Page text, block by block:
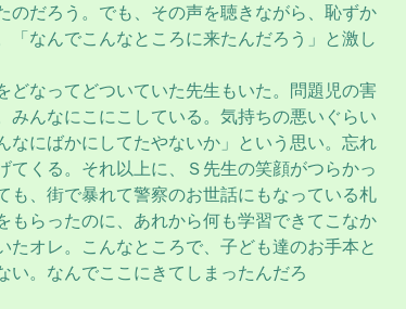
のだろう。でも、その声を聴きながら、恥ずか
「なんでこんなところに来たんだろう」と激し
どなってどついていた先生もいた。問題児の害
みんなにこにこしている。気持ちの悪いぐらい
なにばかにしてたやないか」という思い。忘れ
てくる。それ以上に、Ｓ先生の笑顔がつらかっ
も、街で暴れて警察のお世話にもなっている札
もらったのに、あれから何も学習できてこなか
たオレ。こんなところで、子ども達のお手本と
い。なんでここにきてしまったんだろ